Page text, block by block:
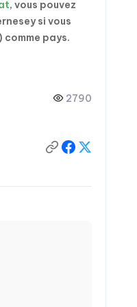
, vous pouvez
si vous
comme pays.
2790